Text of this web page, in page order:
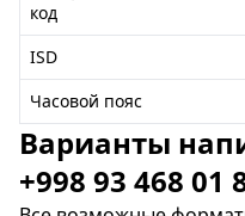
код
ISD
Часовой пояс
Варианты
+998 93 468 01